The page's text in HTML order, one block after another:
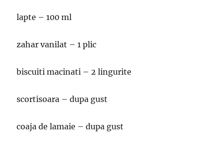
lapte – 100 ml
zahar vanilat – 1 plic
biscuiti macinati – 2 lingurite
scortisoara – dupa gust
coaja de lamaie – dupa gust